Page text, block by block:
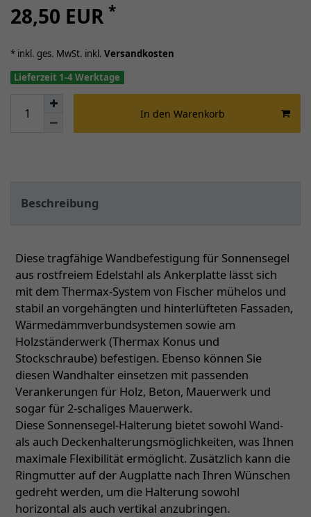
28,50 EUR *
* inkl. ges. MwSt. inkl. Versandkosten
Lieferzeit 1-4 Werktage
In den Warenkorb
Beschreibung
Diese tragfähige Wandbefestigung für Sonnensegel
aus rostfreiem Edelstahl als Ankerplatte lässt sich
mit dem Thermax-System von Fischer mühelos und
stabil an vorgehängten und hinterlüfteten Fassaden,
Wärmedämmverbundsystemen sowie am
Holzständerwerk (Thermax Konus und
Stockschraube) befestigen. Ebenso können Sie
diesen Wandhalter einsetzen mit passenden
Verankerungen für Holz, Beton, Mauerwerk und
sogar für 2-schaliges Mauerwerk.
Diese Sonnensegel-Halterung bietet sowohl Wand-
als auch Deckenhalterungsmöglichkeiten, was Ihnen
maximale Flexibilität ermöglicht. Zusätzlich kann die
Ringmutter auf der Augplatte nach Ihren Wünschen
gedreht werden, um die Halterung sowohl
horizontal als auch vertikal anzubringen.